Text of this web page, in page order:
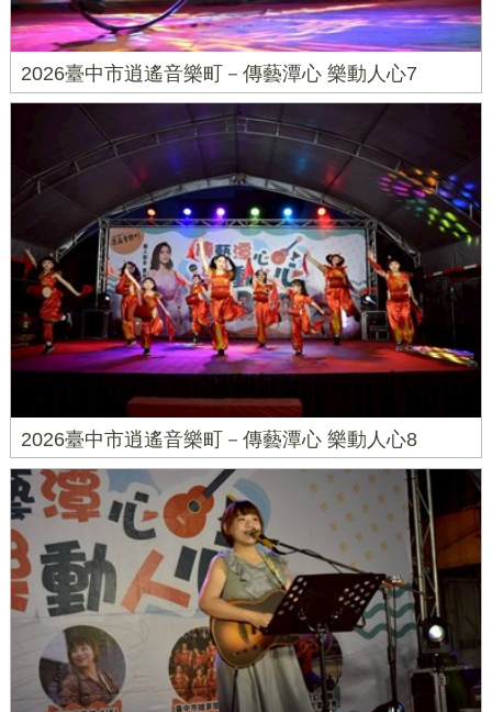
2026臺中市逍遙音樂町－傳藝潭心 樂動人心7
2026臺中市逍遙音樂町－傳藝潭心 樂動人心8